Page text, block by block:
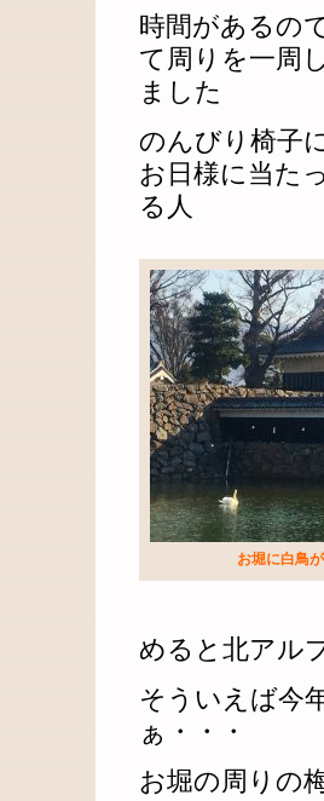
お堀に白鳥
時間があるの
て周りを一周
ました
のんびり椅子
お日様に当た
る人
めると北アル
そういえば今
ぁ・・・
お堀の周りの